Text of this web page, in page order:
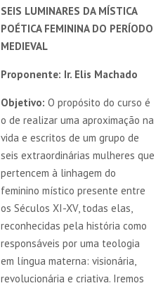
SEIS LUMINARES DA MÍSTICA
POÉTICA FEMININA DO PERÍODO
MEDIEVAL
Proponente: Ir. Elis Machado
Objetivo: O propósito do curso é
o de realizar uma aproximação na
vida e escritos de um grupo de
seis extraordinárias mulheres que
pertencem à linhagem do
feminino místico presente entre
os Séculos XI-XV, todas elas,
reconhecidas pela história como
responsáveis por uma teologia
em língua materna: visionária,
revolucionária e criativa. Iremos